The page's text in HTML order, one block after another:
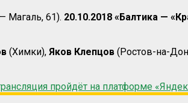
Магаль, 61). 20.10.2018 «Балтика —
(Химки), Яков Клепцов (Ростов-на-
пройдёт на платформе